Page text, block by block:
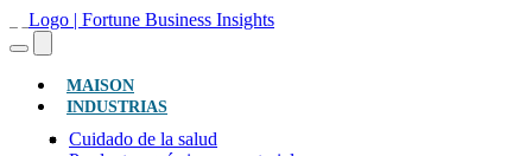
MAISON(ACTUAL)
INDUSTRIAS
Cuidado de la salud